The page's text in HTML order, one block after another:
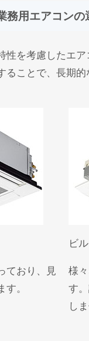
務用エアコンの
性を考慮したエ
ることで、長期
ており、見
。
ビ
様
す
し